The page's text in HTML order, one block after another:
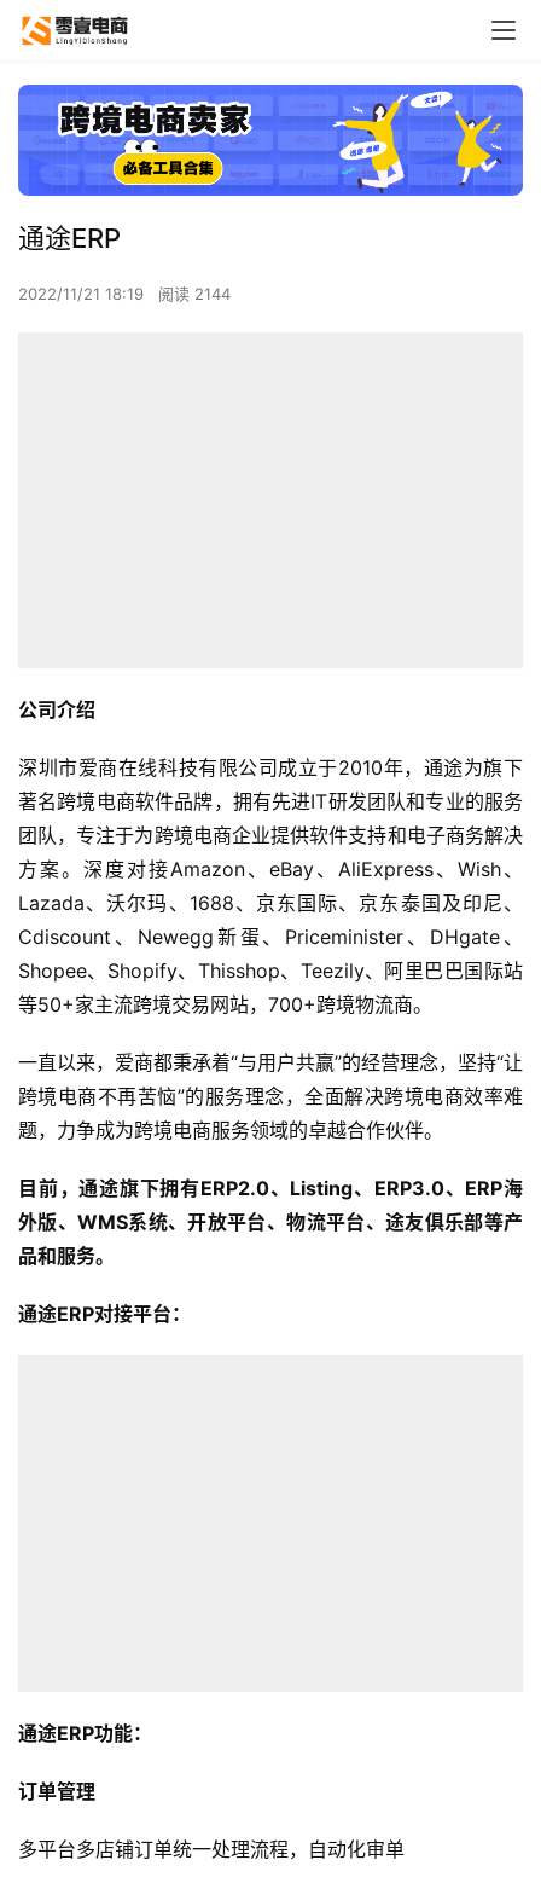
通途ERP
2022/11/21 18:19 阅读 2144
公司介绍
深圳市爱商在线科技有限公司成立于2010年，通途为旗下
著名跨境电商软件品牌，拥有先进IT研发团队和专业的服务
团队，专注于为跨境电商企业提供软件支持和电子商务解决
方案。深度对接Amazon、eBay、AliExpress、Wish、
Lazada、沃尔玛、1688、京东国际、京东泰国及印尼、
Cdiscount、Newegg新蛋、Priceminister、DHgate、
Shopee、Shopify、Thisshop、Teezily、阿里巴巴国际站
等50+家主流跨境交易网站，700+跨境物流商。
一直以来，爱商都秉承着“与用户共赢”的经营理念，坚持“让
跨境电商不再苦恼”的服务理念，全面解决跨境电商效率难
题，力争成为跨境电商服务领域的卓越合作伙伴。
目前，通途旗下拥有ERP2.0、Listing、ERP3.0、ERP海
外版、WMS系统、开放平台、物流平台、途友俱乐部等产
品和服务。
通途ERP对接平台：
通途ERP功能：
订单管理
多平台多店铺订单统一处理流程，自动化审单